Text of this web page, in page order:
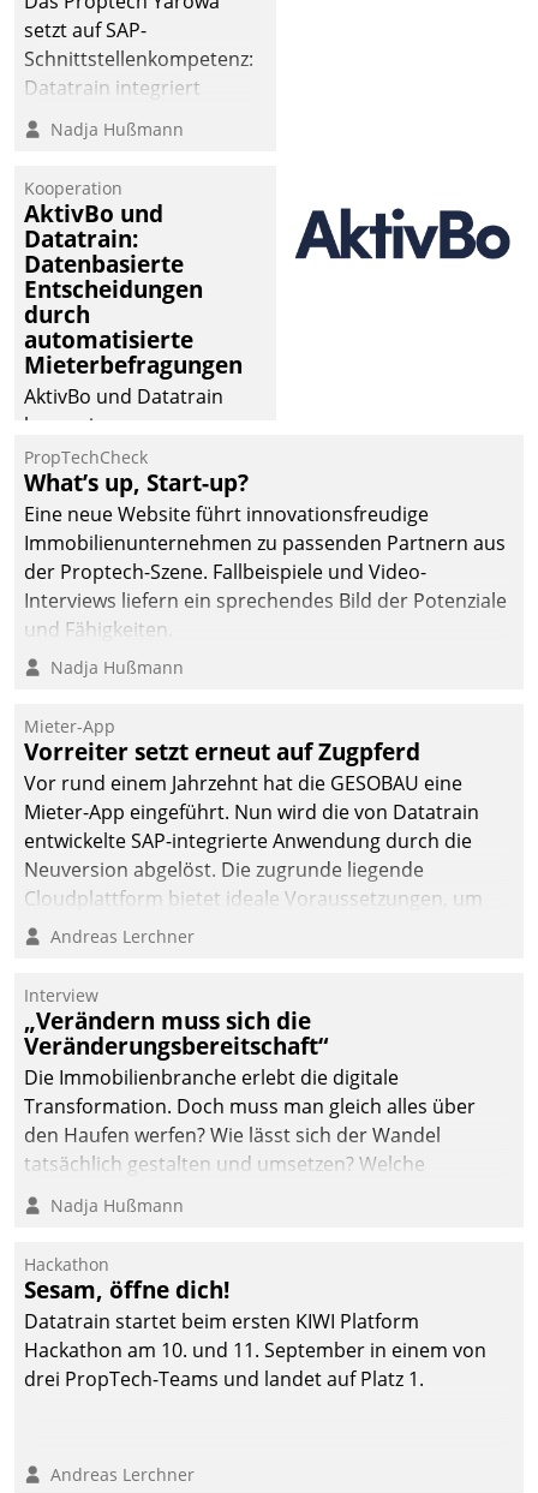
die Bereitschaft, sich zu überprüfen, zu hinterfragen
und zu verändern.
setzt auf SAP-
Schnittstellenkompetenz:
Datatrain integriert
Yarowas Portal zur
Vergabe und Verwaltung
operativen
Instandhaltung in die
SAP-Systemlandschaft
deutscher
Wohnungsunternehmen
– und beschleunigt damit
den Weg vom
Mieteranliegen zum
Nadja Hußmann
Kooperation
AktivBo und
Datatrain:
Datenbasierte
Entscheidungen
durch
automatisierte
Mieterbefragungen
AktivBo und Datatrain
kooperieren –
Immobilienunternehmen
profitieren: Die nahtlose
Integration der Lösungen
von AktivBo und
Datatrain ermöglicht
automatisiert ausgelöste,
zielgerichtete
Mieterbefragungen – eine
starke Grundlage für
intelligente,
datengestützte
Entscheidungen.
PropTechCheck
What’s up, Start-up?
Eine neue Website führt innovationsfreudige
Immobilienunternehmen zu passenden Partnern aus
der Proptech-Szene. Fallbeispiele und Video-
Interviews liefern ein sprechendes Bild der Potenziale
und Fähigkeiten.
Nadja Hußmann
Mieter-App
Vorreiter setzt erneut auf Zugpferd
Vor rund einem Jahrzehnt hat die GESOBAU eine
Mieter-App eingeführt. Nun wird die von Datatrain
entwickelte SAP-integrierte Anwendung durch die
Neuversion abgelöst. Die zugrunde liegende
Cloudplattform bietet ideale Voraussetzungen, um
die Funktionalität der App zu erweitern und weitere
integrieren.
Andreas Lerchner
Interview
„Verändern muss sich die
Veränderungsbereitschaft“
Die Immobilienbranche erlebt die digitale
Transformation. Doch muss man gleich alles über
den Haufen werfen? Wie lässt sich der Wandel
tatsächlich gestalten und umsetzen? Welche
Argumente zählen wirklich?
Nadja Hußmann
Hackathon
Sesam, öffne dich!
Datatrain startet beim ersten KIWI Platform
Hackathon am 10. und 11. September in einem von
drei PropTech-Teams und landet auf Platz 1.
Andreas Lerchner